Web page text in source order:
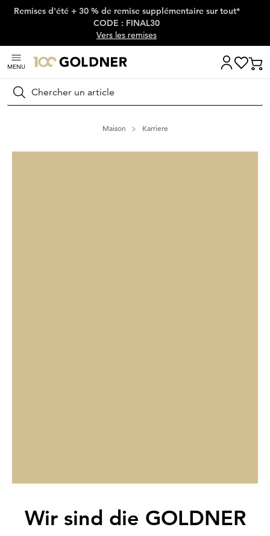
Passer la navigation, aller directement au contenu
Remises d'été + 30 % de remise supplémentaire sur tout*
CODE : FINAL30
Vers les remises
MENU
Rechercher
Maison Karriere
Wir sind die GOLDNER